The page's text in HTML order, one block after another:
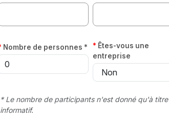
Nombre de personnes *
Êtes-vous une
entreprise
* Le nombre de participants n'est donné qu'à titre
informatif.